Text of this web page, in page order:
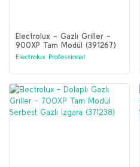
Electrolux - Gazlı Griller -
900XP Tam Modül (391267)
Electrolux Professional